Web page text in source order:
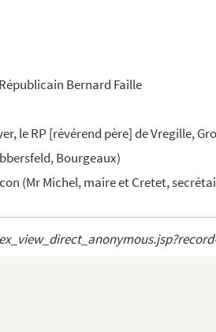
Bernard Faille
le RP [révérend père] de Vregille,
Bourgeaux)
(Mr Michel, maire et Cretet,